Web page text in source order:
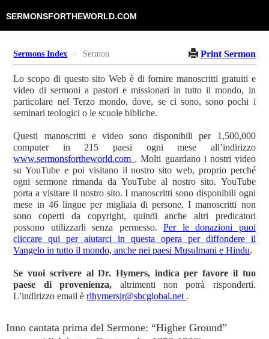
SERMONSFORTHEWORLD.COM
Sermons Index Sermon Print Sermon
Lo scopo di questo sito Web è di fornire manoscritti gratuiti e
video di sermoni a pastori e missionari in tutto il mondo, in
particolare nel Terzo mondo, dove, se ci sono, sono pochi i
seminari teologici o le scuole bibliche.
Questi manoscritti e video sono disponibili per 1,500,000
computer in 215 paesi ogni mese all’indirizzo
www.sermonsfortheworld.com . Molti guardano i nostri video
su YouTube e poi visitano il nostro sito web, proprio perché
ogni sermone rimanda da YouTube al nostro sito. YouTube
porta a visitare il nostro sito. I manoscritti sono disponibili ogni
mese in 46 lingue per migliaia di persone. I manoscritti non
sono coperti da copyright, quindi anche altri predicatori
possono utilizzarli senza permesso.Per le donazioni puoi
cliccare qui per aiutarci in questa opera per diffondere il
Vangelo in tutto il mondo, anche nei paesi Musulmani e Hindu.
Se vuoi scrivere al Dr. Hymers, indica per favore il tuo
paese di provenienza, altrimenti non potrà risponderti.
L’indirizzo email èrlhymersjr@sbcglobal.net .
Inno cantata prima del Sermone: “Higher Ground”